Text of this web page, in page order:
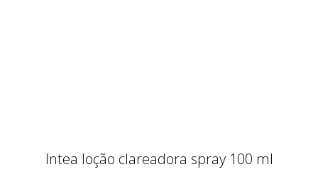
Intea loção clareadora spray 100 ml